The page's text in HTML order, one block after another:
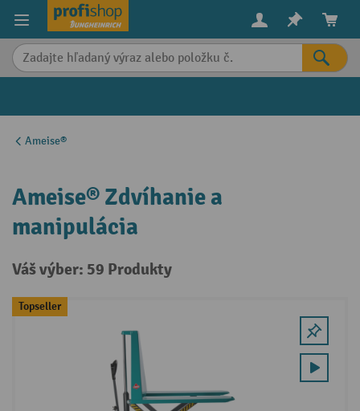
content
Ameise®
Ameise® Zdvíhanie a
manipulácia
Váš výber: 59 Produkty
Topseller